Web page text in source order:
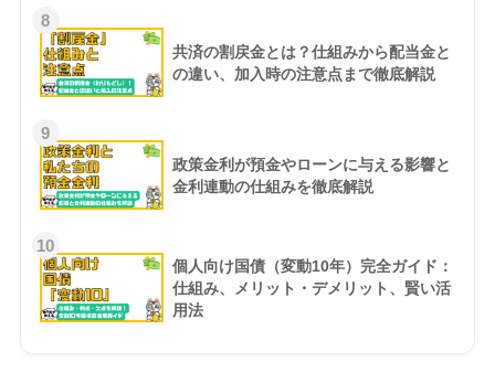
8
共済の割戻金とは？仕組みから配当金と
の違い、加入時の注意点まで徹底解説
9
政策金利が預金やローンに与える影響と
金利連動の仕組みを徹底解説
10
個人向け国債（変動10年）完全ガイド：
仕組み、メリット・デメリット、賢い活
用法